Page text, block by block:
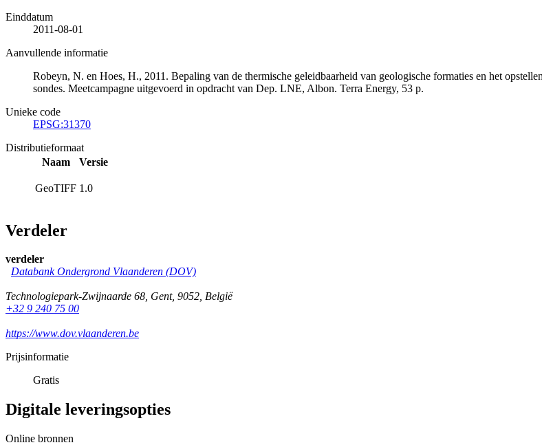
Einddatum
2011-08-01
Aanvullende informatie
Robeyn, N. en Hoes, H., 2011. Bepaling van de thermische geleidbaarheid van geologische formaties en het
sondes. Meetcampagne uitgevoerd in opdracht van Dep. LNE, Albon. Terra Energy, 53 p.
Unieke code
EPSG:31370
Distributieformaat
Naam
Versie
GeoTIFF 1.0
Verdeler
verdeler
Databank Ondergrond Vlaanderen (DOV)
Technologiepark-Zwijnaarde 68, Gent, 9052, België
+32 9 240 75 00
https://www.dov.vlaanderen.be
Prijsinformatie
Gratis
Digitale leveringsopties
Online bronnen